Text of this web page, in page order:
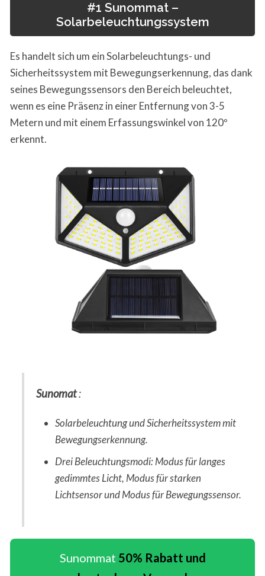
#1 Sunommat –
Solarbeleuchtungssystem
Es handelt sich um ein Solarbeleuchtungs- und
Sicherheitssystem mit Bewegungserkennung, das dank
seines Bewegungssensors den Bereich beleuchtet,
wenn es eine Präsenz in einer Entfernung von 3-5
Metern und mit einem Erfassungswinkel von 120º
erkennt.
Sunomat:
Solarbeleuchtung und Sicherheitssystem mit
Bewegungserkennung.
Drei Beleuchtungsmodi: Modus für langes
gedimmtes Licht, Modus für starken
Lichtsensor und Modus für Bewegungssensor.
Sunommat 50% Rabatt und